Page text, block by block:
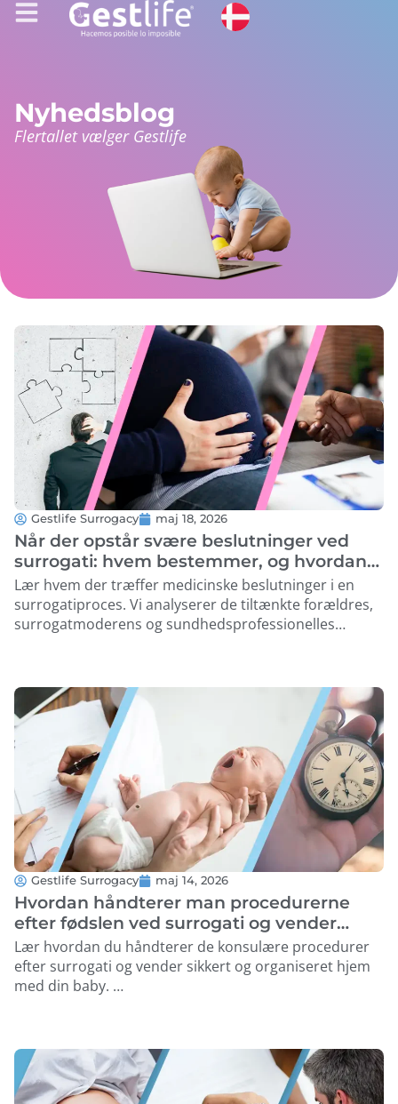
Nyhedsblog
Flertallet vælger Gestlife
Gestlife Surrogacy maj 18, 2026
Når der opstår svære beslutninger ved
surrogati: hvem bestemmer, og hvordan
løses de?
Lær hvem der træffer medicinske beslutninger i en
surrogatiproces. Vi analyserer de tiltænkte forældres,
surrogatmoderens og sundhedsprofessionelles
Gestlife Surrogacy maj 14, 2026
Hvordan håndterer man procedurerne
efter fødslen ved surrogati og vender
hjem?
Lær hvordan du håndterer de konsulære procedurer
efter surrogati og vender sikkert og organiseret hjem
med din baby. …